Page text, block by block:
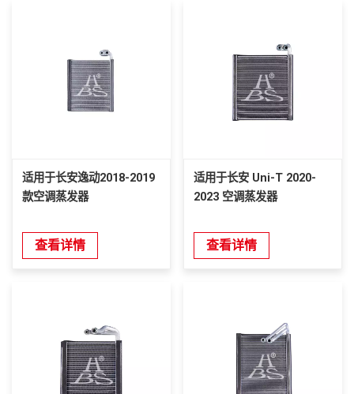
适用于长安逸动2018-2019
款空调蒸发器
查看详情
适用于长安 Uni-T 2020-
2023 空调蒸发器
查看详情